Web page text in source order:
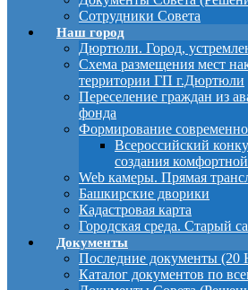
Сотрудники Совета
Наш город
Дюртюли. Город,
Схема размещения мест
территории ГП г.Дюртюли
Переселение граждан из
фонда
Формирование
Всероссийский
создания
Web камеры. Прямая
Башкирские дворики
Кадастровая карта
Городская среда. Старый
Документы
Последние документы
Каталог документов по